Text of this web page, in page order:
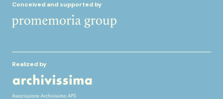
Conceived and supported by
Realized by